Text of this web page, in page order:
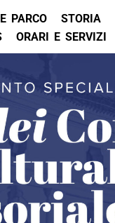
PARCO STORIA
ORARI E SERVIZI